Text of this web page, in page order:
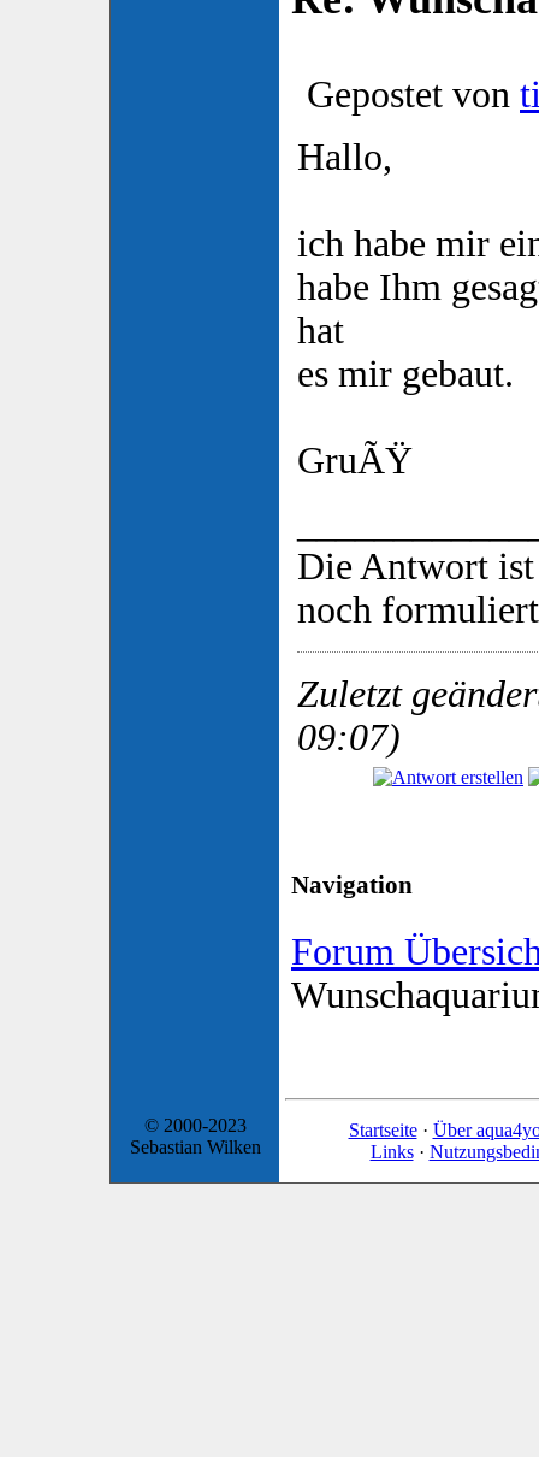
Gepostet von
Hallo,
ich habe mir
habe Ihm
hat
es mir gebaut.
GruÃŸ
Die Antwort ist
noch
Zuletzt
09:07)
Navigation
Forum
© 2000-2023
Sebastian Wilken
Startseite· Über
Links·